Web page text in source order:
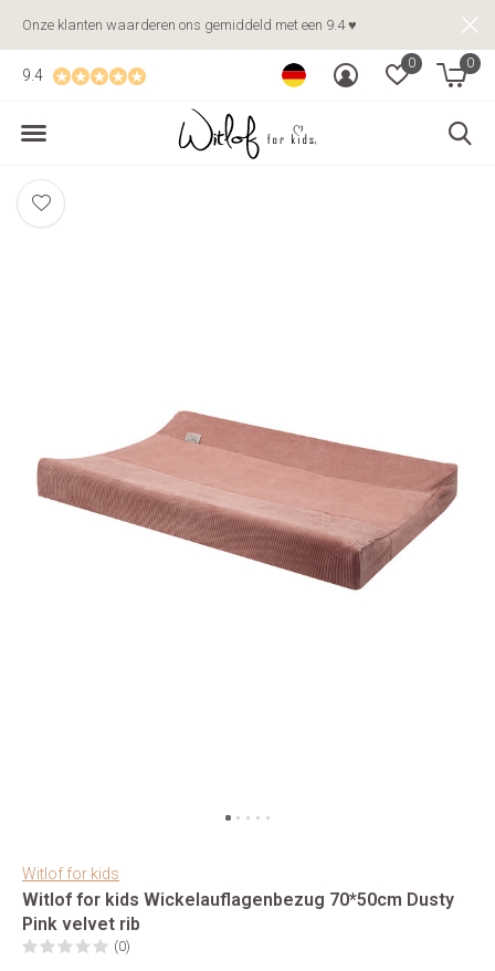
0 0
9.4
Onze klanten waarderen ons gemiddeld met een 9.4 ♥
Witlof for kids
Witlof for kids Wickelauflagenbezug 70*50cm Dusty
Pink velvet rib
(0)